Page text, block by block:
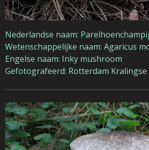
Nederlandse naam:
Wetenschappelijke naam: Agaricus
Engelse naam: Inky mushroom
Gefotografeerd: Rotterdam Kralingse